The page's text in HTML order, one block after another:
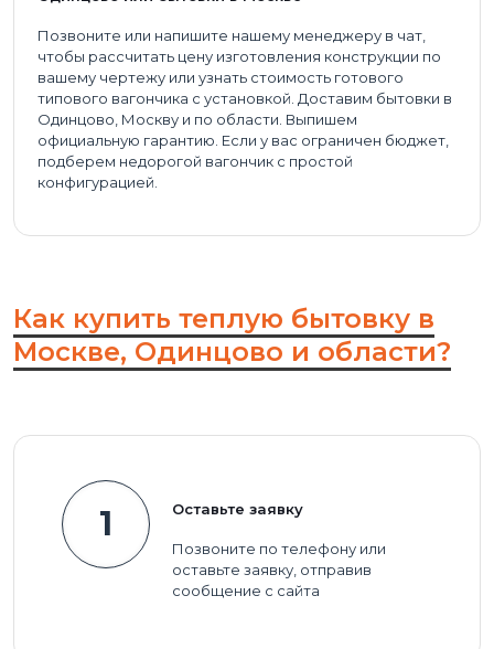
Позвоните или напишите нашему менеджеру в чат,
чтобы рассчитать цену изготовления конструкции по
вашему чертежу или узнать стоимость готового
типового вагончика с установкой. Доставим бытовки в
Одинцово, Москву и по области. Выпишем
официальную гарантию. Если у вас ограничен бюджет,
подберем недорогой вагончик с простой
конфигурацией.
Как купить теплую бытовку в
Москве, Одинцово и области?
1 Оставьте заявку
Позвоните по телефону или
оставьте заявку, отправив
сообщение с сайта